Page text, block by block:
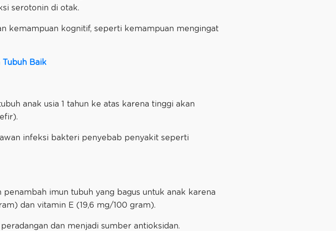
serotonin di otak.
kemampuan kognitif, seperti kemampuan mengingat
Tubuh Baik
anak usia 1 tahun ke atas karena tinggi akan
infeksi bakteri penyebab penyakit seperti
imun tubuh yang bagus untuk anak karena
dan vitamin E (19,6 mg/100 gram).
dan menjadi sumber antioksidan.